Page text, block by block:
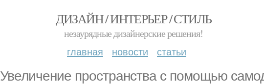
ДИЗАЙН / ИНТЕРЬЕР / СТИЛЬ
незаурядные дизайнерские решения!
главная новости статьи
Увеличение пространства с помощью